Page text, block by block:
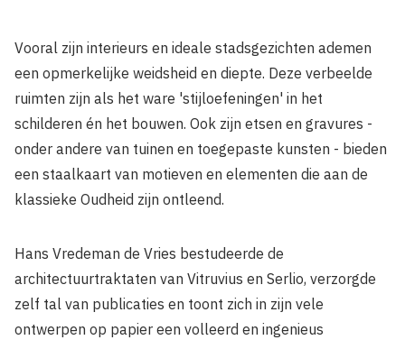
Vooral zijn interieurs en ideale stadsgezichten ademen
een opmerkelijke weidsheid en diepte. Deze verbeelde
ruimten zijn als het ware 'stijloefeningen' in het
schilderen én het bouwen. Ook zijn etsen en gravures -
onder andere van tuinen en toegepaste kunsten - bieden
een staalkaart van motieven en elementen die aan de
klassieke Oudheid zijn ontleend.
Hans Vredeman de Vries bestudeerde de
architectuurtraktaten van Vitruvius en Serlio, verzorgde
zelf tal van publicaties en toont zich in zijn vele
ontwerpen op papier een volleerd en ingenieus